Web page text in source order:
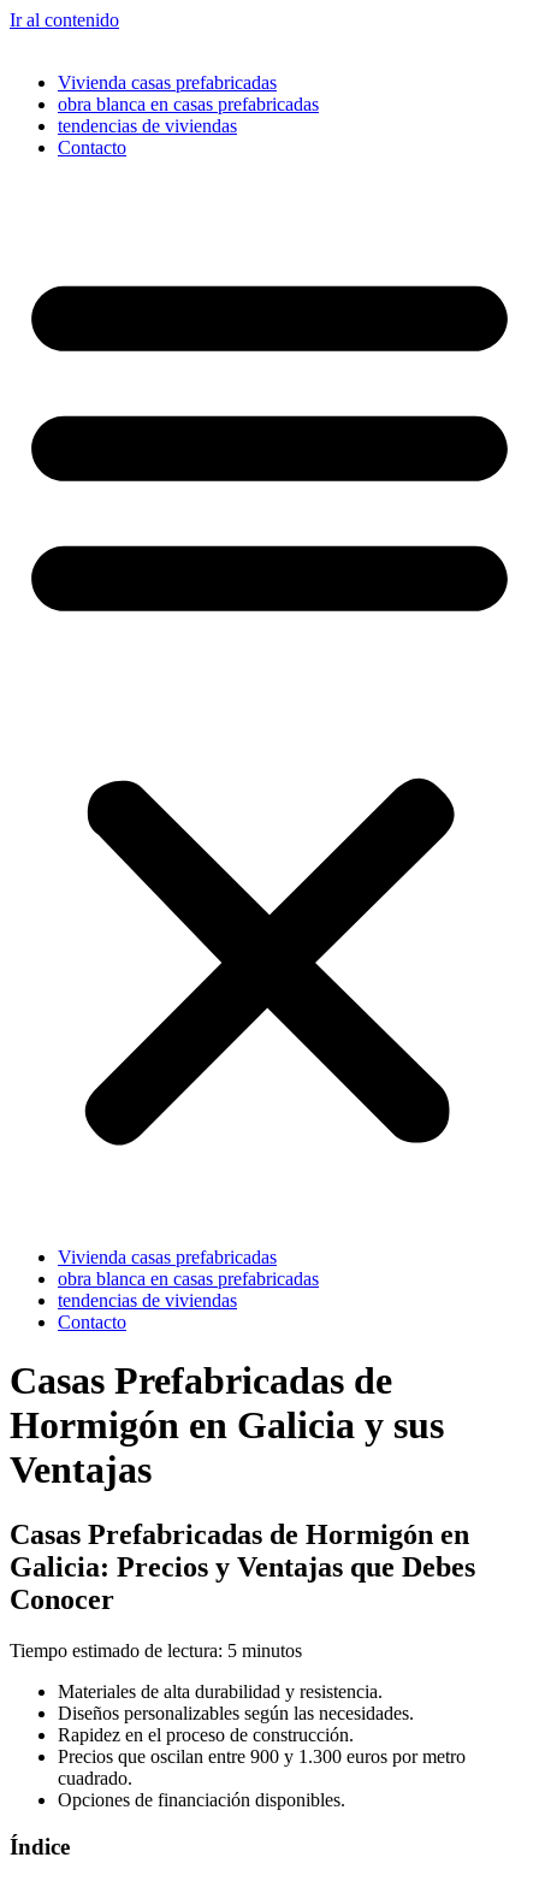
Ir al contenido
Vivienda casas prefabricadas
obra blanca en casas prefabricadas
tendencias de viviendas
Contacto
Vivienda casas prefabricadas
obra blanca en casas prefabricadas
tendencias de viviendas
Contacto
Casas Prefabricadas de
Hormigón en Galicia y sus
Ventajas
Casas Prefabricadas de Hormigón en
Galicia: Precios y Ventajas que Debes
Conocer
Tiempo estimado de lectura: 5 minutos
Materiales de alta durabilidad y resistencia.
Diseños personalizables según las necesidades.
Rapidez en el proceso de construcción.
Precios que oscilan entre 900 y 1.300 euros por metro
cuadrado.
Opciones de financiación disponibles.
Índice